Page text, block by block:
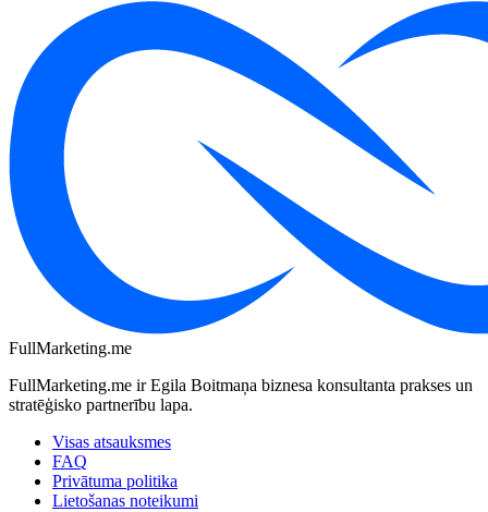
FullMarketing.me
FullMarketing.me ir Egila Boitmaņa biznesa konsultanta prakses un
stratēģisko partnerību lapa.
Visas atsauksmes
FAQ
Privātuma politika
Lietošanas noteikumi